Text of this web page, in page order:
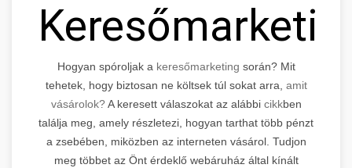
Hogyan spóroljak a keresőmarketing során? Mit
tehetek, hogy biztosan ne költsek túl sokat arra, amit
vásárolok?A keresett válaszokat az alábbi cikkben
találja meg, amely részletezi, hogyan tarthat több pénzt
a zsebében, miközben az interneten vásárol. Tudjon
meg többet az Önt érdeklő webáruház által kínált